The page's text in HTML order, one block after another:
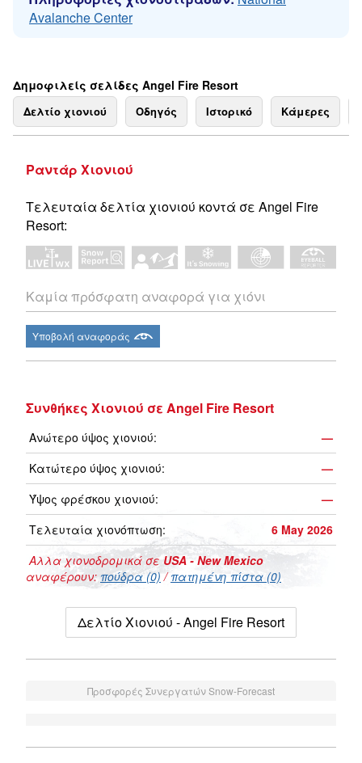
Avalanche Center
Δημοφιλείς σελίδες Angel Fire Resort
Δελτίο χιονιού Οδηγός Ιστορικό Κάμερες
Ραντάρ Χιονιού
Τελευταία δελτία χιονιού κοντά σε Angel Fire
Resort:
Καμία πρόσφατη αναφορά για χιόνι
Υποβολή αναφοράς
Συνθήκες Χιονιού σε Angel Fire Resort
Ανώτερο ύψος χιονιού:
—
Κατώτερο ύψος χιονιού:
—
Ύψος φρέσκου χιονιού:
—
Τελευταία χιονόπτωση:
6 May 2026
Αλλα χιονοδρομικά σεUSA - New Mexico
αναφέρουν:πούδρα (0)/πατημένη πίστα (0)
Δελτίο Χιονιού - Angel Fire Resort
Προσφορές Συνεργατών Snow-Forecast